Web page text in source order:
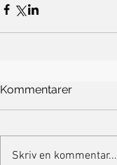
Kommentarer
Skriv en kommentar...